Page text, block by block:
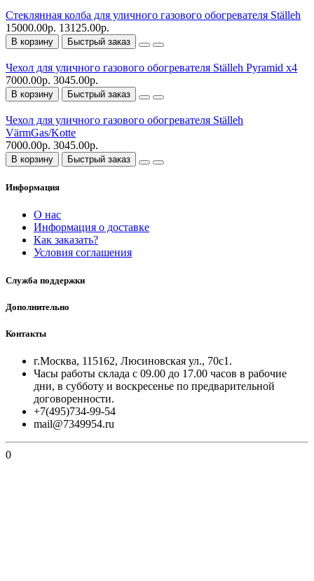
Стеклянная колба для уличного газового обогревателя Ställeh
15000.00р. 13125.00р.
В корзину Быстрый заказ
Чехол для уличного газового обогревателя Ställeh Pyramid x4
7000.00р. 3045.00р.
В корзину Быстрый заказ
Чехол для уличного газового обогревателя Ställeh
VärmGas/Kotte
7000.00р. 3045.00р.
В корзину Быстрый заказ
Информация
О нас
Информация о доставке
Как заказать?
Условия соглашения
Служба поддержки
Дополнительно
Контакты
г.Москва, 115162, Люсиновская ул., 70с1.
Часы работы склада с 09.00 до 17.00 часов в рабочие
дни, в субботу и воскресенье по предварительной
договоренности.
+7(495)734-99-54
mail@7349954.ru
0